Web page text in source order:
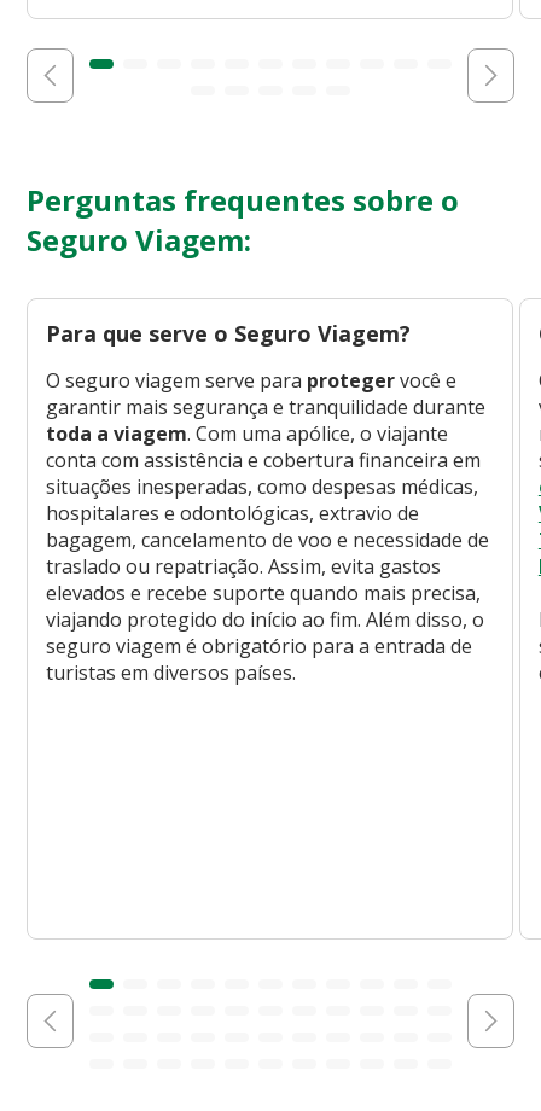
Perguntas frequentes sobre o
Seguro Viagem:
Para que serve o Seguro Viagem?
O seguro viagem serve para protegervocê e
garantir mais segurança e tranquilidade durante
toda a viagem. Com uma apólice, o viajante
conta com assistência e cobertura financeira em
situações inesperadas, como despesas médicas,
hospitalares e odontológicas, extravio de
bagagem, cancelamento de voo e necessidade de
traslado ou repatriação. Assim, evita gastos
elevados e recebe suporte quando mais precisa,
viajando protegido do início ao fim. Além disso, o
seguro viagem é obrigatório para a entrada de
turistas em diversos países.